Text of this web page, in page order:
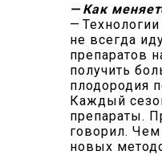
— Как
—
не всегда
препаратов
получить
плодородия
Каждый
препараты.
говорил.
новых